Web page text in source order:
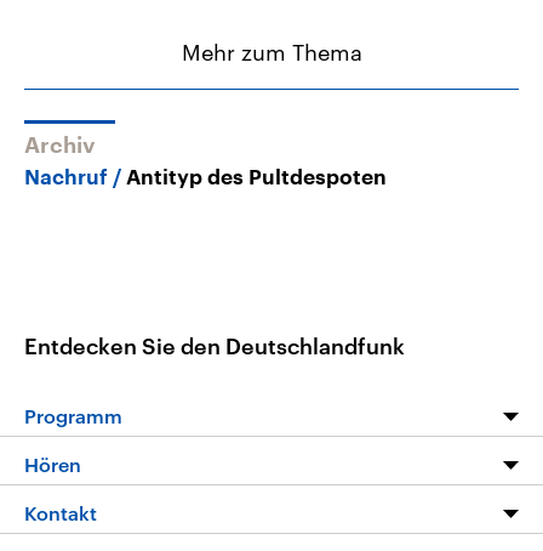
Mehr zum Thema
Archiv
Nachruf Antityp des Pultdespoten
Entdecken Sie den Deutschlandfunk
Programm
Programm
Die Nachrichten
Hören
Livestream
Kontakt